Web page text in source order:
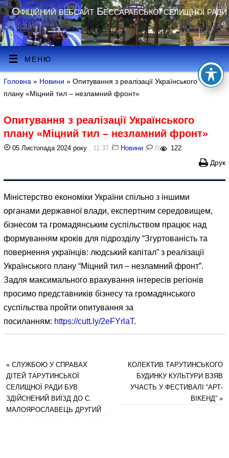
Офіційний вебсайт Бессарабської селищної ради
МЕНЮ
Головна » Новини » Опитування з реалізації Українського
плану «Міцний тил – незламний фронт»
Опитування з реалізації Українського
плану «Міцний тил – незламний фронт»
05 Листопада 2024 року , 11:37 | Новини | 0 | 122
Друк
Міністерство економіки України спільно з іншими
органами державної влади, експертним середовищем,
бізнесом та громадянським суспільством працює над
формуванням кроків для підрозділу “Згуртованість та
повернення українців: людський капітал” з реалізації
Українського плану “Міцний тил – незламний фронт”.
Задля максимального врахування інтересів регіонів
просимо представників бізнесу та громадянського
суспільства пройти опитування за
посиланням: https://cutt.ly/2eFYrlaT.
«СЛУЖБОЮ У СПРАВАХ
ДІТЕЙ ТАРУТИНСЬКОЇ
СЕЛИЩНОЇ РАДИ БУВ
ЗДІЙСНЕНИЙ ВИЇЗД ДО С.
МАЛОЯРОСЛАВЕЦЬ ДРУГИЙ
КОЛЕКТИВ ТАРУТИНСЬКОГО
БУДИНКУ КУЛЬТУРИ ВЗЯВ
УЧАСТЬ У ФЕСТИВАЛІ “АРТ-
ВІКЕНД”»